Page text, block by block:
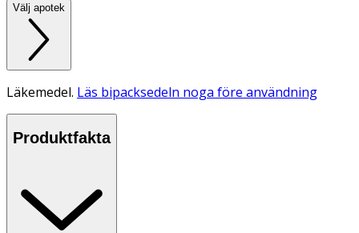
Välj apotek
Läkemedel. Läs bipacksedeln noga före användning
Produktfakta